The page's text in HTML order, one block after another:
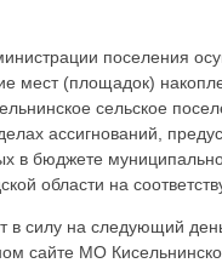
поселения
мест (площадок)
сельское
ассигнований,
в бюджете
области на
в силу на следующий
сайте МО